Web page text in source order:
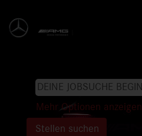
Mehr Optionen anzeigen